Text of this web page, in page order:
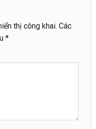
thị công khai. Các
*